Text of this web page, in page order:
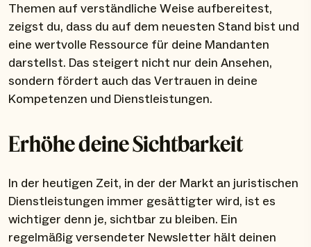
Themen auf verständliche Weise aufbereitest,
zeigst du, dass du auf dem neuesten Stand bist und
eine wertvolle Ressource für deine Mandanten
darstellst. Das steigert nicht nur dein Ansehen,
sondern fördert auch das Vertrauen in deine
Kompetenzen und Dienstleistungen.
Erhöhe deine Sichtbarkeit
In der heutigen Zeit, in der der Markt an juristischen
Dienstleistungen immer gesättigter wird, ist es
wichtiger denn je, sichtbar zu bleiben. Ein
regelmäßig versendeter Newsletter hält deinen